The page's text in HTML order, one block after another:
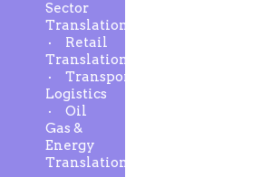
Sector
Translation
Retail
Translation
Transport-
Logistics
Oil
Gas &
Energy
Translation